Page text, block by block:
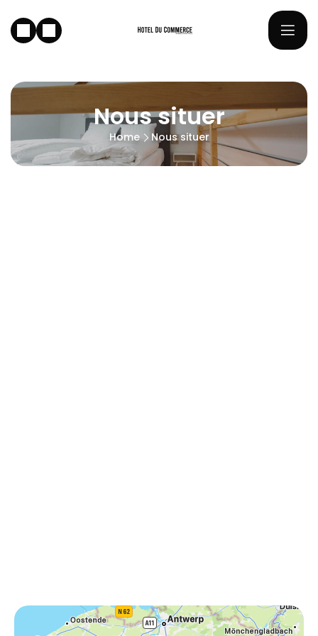
Nous situer
Home Nous situer